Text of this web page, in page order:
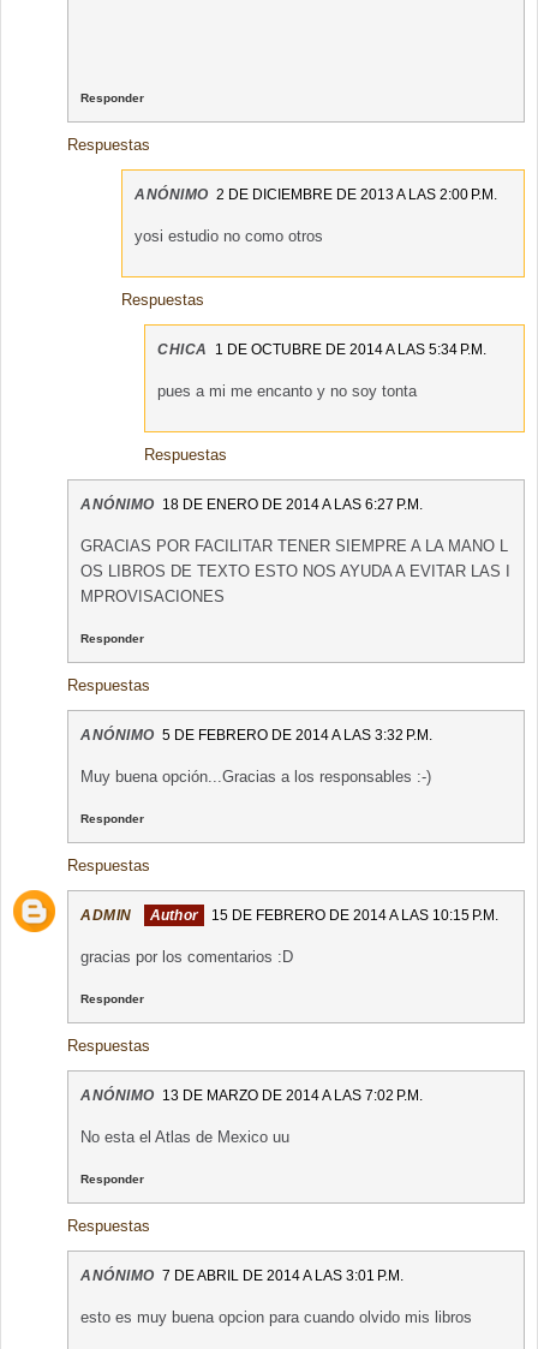
Responder
Respuestas
ANÓNIMO 2 DE DICIEMBRE DE 2013 A LAS 2:00 P.M.
yosi estudio no como otros
Respuestas
CHICA 1 DE OCTUBRE DE 2014 A LAS 5:34 P.M.
pues a mi me encanto y no soy tonta
Respuestas
ANÓNIMO 18 DE ENERO DE 2014 A LAS 6:27 P.M.
GRACIAS POR FACILITAR TENER SIEMPRE A LA MANO L
OS LIBROS DE TEXTO ESTO NOS AYUDA A EVITAR LAS I
MPROVISACIONES
Responder
Respuestas
ANÓNIMO 5 DE FEBRERO DE 2014 A LAS 3:32 P.M.
Muy buena opción...Gracias a los responsables :-)
Responder
Respuestas
ADMIN 15 DE FEBRERO DE 2014 A LAS 10:15 P.M.
gracias por los comentarios :D
Responder
Respuestas
ANÓNIMO 13 DE MARZO DE 2014 A LAS 7:02 P.M.
No esta el Atlas de Mexico uu
Responder
Respuestas
ANÓNIMO 7 DE ABRIL DE 2014 A LAS 3:01 P.M.
esto es muy buena opcion para cuando olvido mis libros